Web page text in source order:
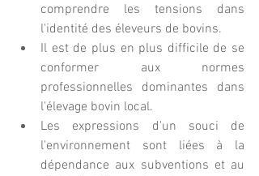
comprendre les tensions dans
l'identité des éleveurs de bovins.
Il est de plus en plus difficile de se
conformer aux normes
professionnelles dominantes dans
l'élevage bovin local.
Les expressions d'un souci de
l'environnement sont liées à la
dépendance aux subventions et au